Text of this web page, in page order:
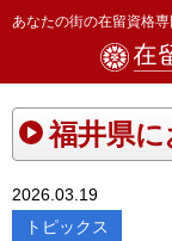
あなたの街の在留資格
福井県
2026.03.19
トピックス